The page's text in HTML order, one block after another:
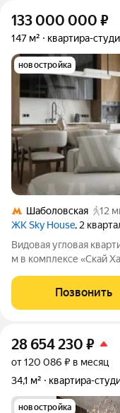
133 000 000 ₽
147 м² квартира-
новостройка
Шаболовская
12
ЖК Sky House, 2
Видовая угловая
м в комплексе «Скай
откуда открываются
всех окон. В
Позвонить
28 654 230 ₽
от 120 086 ₽ в месяц
34,1 м²
квартира-
новостройка